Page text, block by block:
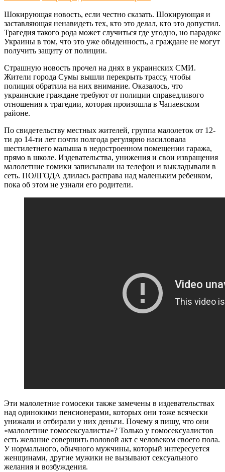
Шокирующая новость, если честно сказать. Шокирующая и
заставляющая ненавидеть тех, кто это делал, кто это допустил.
Трагедия такого рода может случиться где угодно, но парадокс
Украины в том, что это уже обыденность, а граждане не могут
получить защиту от полиции.
Страшную новость прочел на днях в украинских СМИ.
Жители города Сумы вышли перекрыть трассу, чтобы
полиция обратила на них внимание. Оказалось, что
украинские граждане требуют от полиции справедливого
отношения к трагедии, которая произошла в Чапаевском
районе.
По свидетельству местных жителей, группа малолеток от 12-
ти до 14-ти лет почти полгода регулярно насиловала
шестилетнего малыша в недостроенном помещении гаража,
прямо в школе. Издевательства, унижения и свои извращения
малолетние гомики записывали на телефон и выкладывали в
сеть. ПОЛГОДА длилась расправа над маленьким ребенком,
пока об этом не узнали его родители.
Эти малолетние гомосеки также замечены в издевательствах
над одинокими пенсионерами, которых они тоже всячески
унижали и отбирали у них деньги. Почему я пишу, что они
«малолетние гомосексуалисты»? Только у гомосексуалистов
есть желание совершить половой акт с человеком своего пола.
У нормального, обычного мужчины, который интересуется
женщинами, другие мужики не вызывают сексуального
желания и возбуждения.